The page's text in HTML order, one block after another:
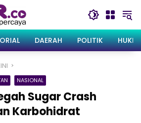
DAERAH POLITIK
NASIONAL
Sugar Crash
Karbohidrat